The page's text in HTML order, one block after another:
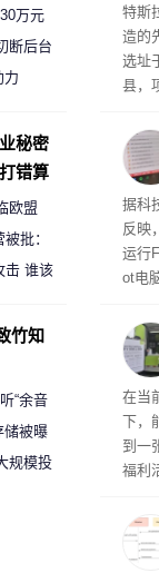
特斯
造的
选址
县，
在
疑
建
超 1
患
据科
反映
运行
ot电
在当
下，
到一
福利
州
家
万元
断后台
力
秘密
错算
欧盟
查
批：
击 谁该
竹知
“余音
储被曝
地
规模投